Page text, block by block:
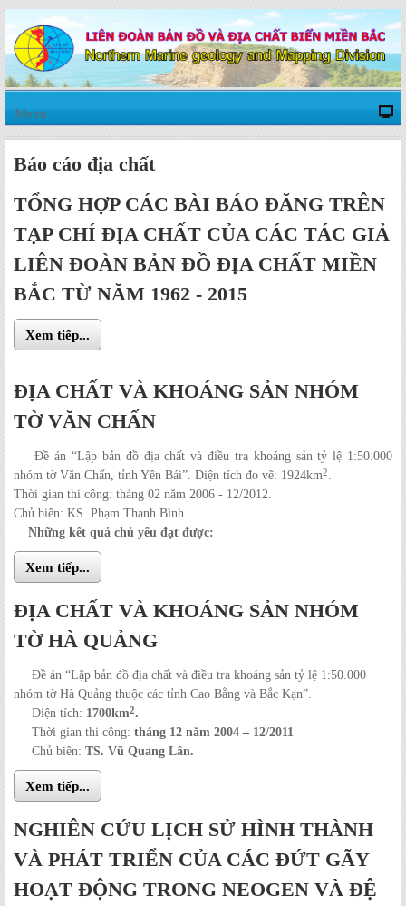
Menu
Báo cáo địa chất
TỔNG HỢP CÁC BÀI BÁO ĐĂNG TRÊN
TẠP CHÍ ĐỊA CHẤT CỦA CÁC TÁC GIẢ
LIÊN ĐOÀN BẢN ĐỒ ĐỊA CHẤT MIỀN
BẮC TỪ NĂM 1962 - 2015
Xem tiếp...
ĐỊA CHẤT VÀ KHOÁNG SẢN NHÓM
TỜ VĂN CHẤN
Đề án “Lập bản đồ địa chất và điều tra khoáng sản tỷ lệ 1:50.000
nhóm tờ Văn Chấn, tỉnh Yên Bái”. Diện tích đo vẽ: 1924km2
Thời gian thi công: tháng 02 năm 2006 - 12/2012.
Chủ biên: KS. Phạm Thanh Bình.
Những kết quả chủ yếu đạt được:
Xem tiếp...
ĐỊA CHẤT VÀ KHOÁNG SẢN NHÓM
TỜ HÀ QUẢNG
Đề án “Lập bản đồ địa chất và điều tra khoáng sản tỷ lệ 1:50.000
nhóm tờ Hà Quảng thuộc các tỉnh Cao Bằng và Bắc Kạn”.
Diện tích: 1700km2.
Thời gian thi công: tháng 12 năm 2004 – 12/2011
Chủ biên: TS. Vũ Quang Lân.
Xem tiếp...
NGHIÊN CỨU LỊCH SỬ HÌNH THÀNH
VÀ PHÁT TRIỂN CỦA CÁC ĐỨT GÃY
HOẠT ĐỘNG TRONG NEOGEN VÀ ĐỆ